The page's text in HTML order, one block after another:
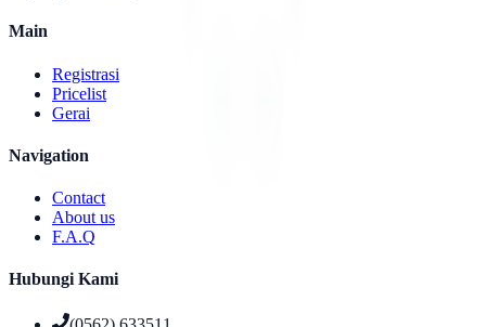
Main
Registrasi
Pricelist
Gerai
Navigation
Contact
About us
F.A.Q
Hubungi Kami